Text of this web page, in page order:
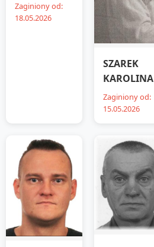
Zaginiony od:
18.05.2026
SZAREK
KAROLINA
Zaginiony od:
15.05.2026